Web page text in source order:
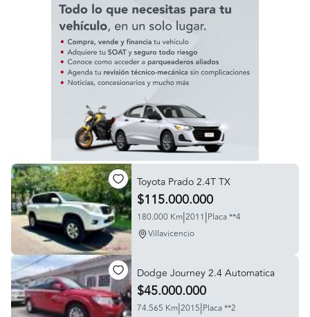
Toyota Prado 2.4T TX
$115.000.000
180.000 Km|2011|Placa **4
Villavicencio
Dodge Journey 2.4 Automatica
$45.000.000
74.565 Km|2015|Placa **2